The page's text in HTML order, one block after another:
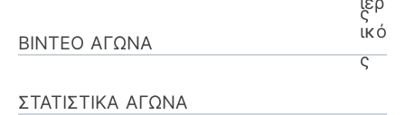
ΒΊΝΤΕΟ ΑΓΏΝΑ
ΣΤΑΤΙΣΤΙΚΆ ΑΓΏΝΑ